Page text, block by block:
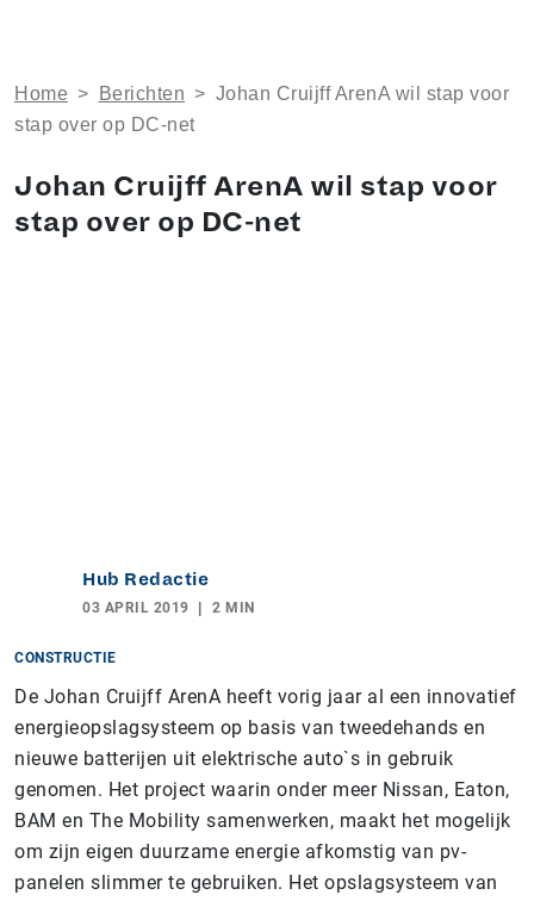
Home > Berichten > Johan Cruijff ArenA wil stap voor
stap over op DC-net
Johan Cruijff ArenA wil stap voor
stap over op DC-net
Hub Redactie
03 APRIL 2019 2 MIN
CONSTRUCTIE
De Johan Cruijff ArenA heeft vorig jaar al een innovatief
energieopslagsysteem op basis van tweedehands en
nieuwe batterijen uit elektrische auto`s in gebruik
genomen. Het project waarin onder meer Nissan, Eaton,
BAM en The Mobility samenwerken, maakt het mogelijk
om zijn eigen duurzame energie afkomstig van pv-
panelen slimmer te gebruiken. Het opslagsysteem van